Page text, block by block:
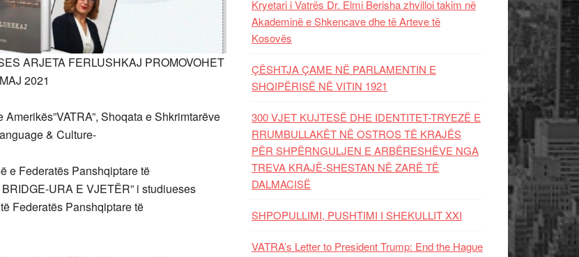
ARJETA FERLUSHKAJ PROMOVOHET
2021
Shoqata e Shkrimtarëve
& Culture-
e Federatës Panshqiptare të
URA E VJETËR” i studiueses
Federatës Panshqiptare të
Kryetari i Vatrës Dr. Elmi Berisha zhvilloi takim në
Akademinë e Shkencave dhe të Arteve të
Kosovës
ÇËSHTJA ÇAME NË PARLAMENTIN E
SHQIPËRISË NË VITIN 1921
300 VJET KUJTESË DHE IDENTITET-TRYEZË E
RRUMBULLAKËT NË OSTROS TË KRAJËS
PËR SHPËRNGULJEN E ARBËRESHËVE NGA
TREVA KRAJË-SHESTAN NË ZARË TË
DALMACISË
SHPOPULLIMI, PUSHTIMI I SHEKULLIT XXI
VATRA’s Letter to President Trump: End the Hague